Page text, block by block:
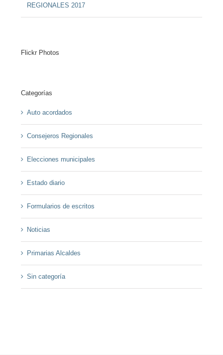
REGIONALES 2017
Flickr Photos
Categorías
Auto acordados
Consejeros Regionales
Elecciones municipales
Estado diario
Formularios de escritos
Noticias
Primarias Alcaldes
Sin categoría